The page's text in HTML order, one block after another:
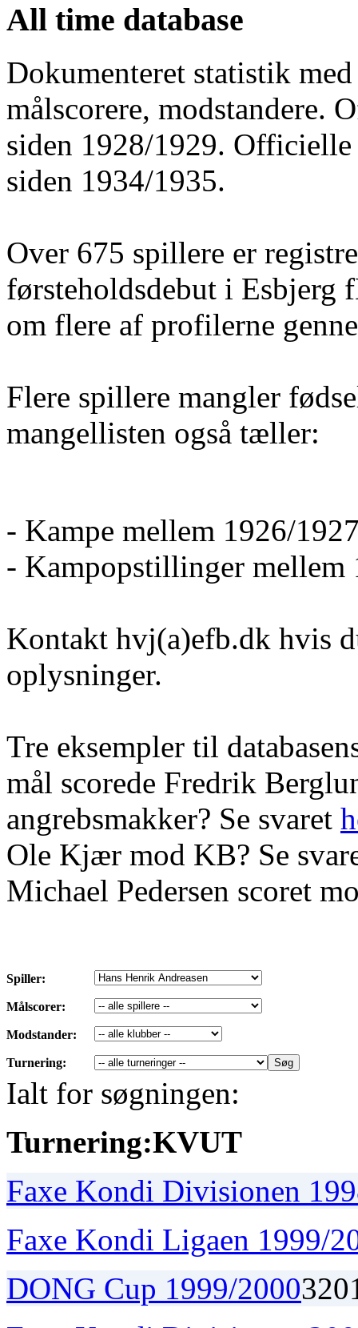
All time database
Dokumenteret statistik
målscorere, modstandere.
siden 1928/1929.
siden 1934/1935.
Over 675 spillere er
førsteholdsdebut i Esbjerg
om flere af profilerne
Flere spillere mangler
mangellisten også tæller:
- Kampe mellem 1926/
- Kampopstillinger mellem
Kontakt hvj(a)efb.dk hvis
oplysninger.
Tre eksempler til
mål scorede Fredrik
angrebsmakker? Se svaret
Ole Kjær mod KB? Se
Michael Pedersen scoret
Spiller:
Målscorer:
Modstander:
Turnering:
Ialt for søgningen:
Turnering:KVUT
Faxe Kondi Divisionen
Faxe Kondi Ligaen 1999/
DONG Cup 1999/2000320